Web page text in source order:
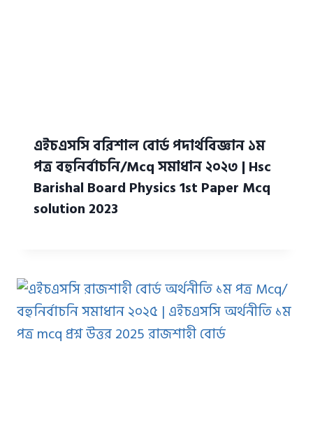
এইচএসসি বরিশাল বোর্ড পদার্থবিজ্ঞান ১ম
পত্র বহুনির্বাচনি/Mcq সমাধান ২০২৩ | Hsc
Barishal Board Physics 1st Paper Mcq
solution 2023